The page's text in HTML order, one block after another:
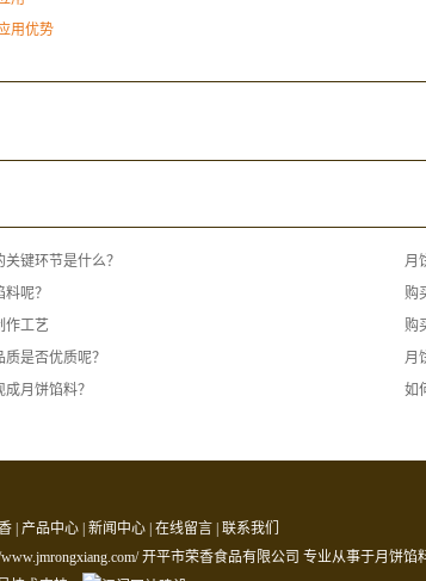
用优势
键环节是什么？
月
呢？
购
作工艺
购
是否优质呢？
月
月饼馅料？
如
产品中心 新闻中心 在线留言 联系我们
开平市荣香食品有限公司 专业从事于月饼馅